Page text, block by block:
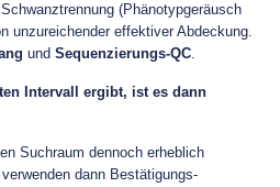
(Phänotypgeräusch
unzureichender effektiver Abdeckung.
und Sequenzierungs-QC.
Intervall ergibt, ist es dann
Suchraum dennoch erheblich
dann Bestätigungs-